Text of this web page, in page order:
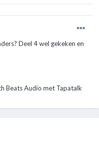
Deel 4 wel gekeken en
Beats Audio met Tapatalk